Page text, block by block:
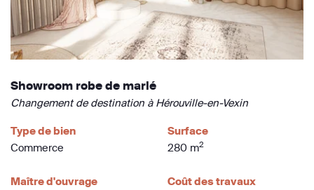
Showroom robe de marié
Changement de destination à Hérouville-en-Vexin
Type de bien
Commerce
Surface
280 m2
Maître d'ouvrage
Coût des travaux